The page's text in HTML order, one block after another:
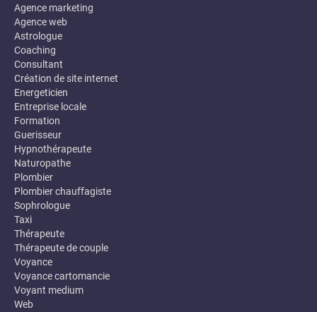
Agence marketing
Agence web
Astrologue
Coaching
Consultant
Création de site internet
Energeticien
Entreprise locale
Formation
Guerisseur
Hypnothérapeute
Naturopathe
Plombier
Plombier chauffagiste
Sophrologue
Taxi
Thérapeute
Thérapeute de couple
Voyance
Voyance cartomancie
Voyant medium
Web